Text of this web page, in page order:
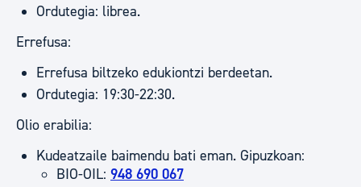
Ordutegia: librea.
Errefusa:
Errefusa biltzeko edukiontzi berdeetan.
Ordutegia: 19:30-22:30.
Olio erabilia:
Kudeatzaile baimendu bati eman. Gipuzkoan:
BIO-OIL: 948 690 067